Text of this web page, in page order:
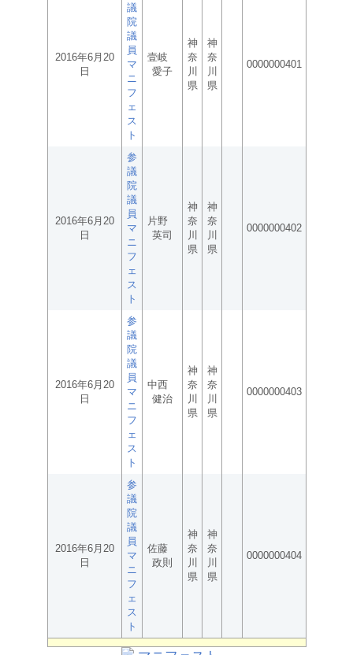
2016年6月20
日
議
院
議
員
マ
ニ
フ
ェ
ス
ト
壹岐
愛子
神
奈
川
県
神
奈
川
県
0000000401
2016年6月20
日
参
議
院
議
員
マ
ニ
フ
ェ
ス
ト
片野
英司
神
奈
川
県
神
奈
川
県
0000000402
2016年6月20
日
参
議
院
議
員
マ
ニ
フ
ェ
ス
ト
中西
健治
神
奈
川
県
神
奈
川
県
0000000403
2016年6月20
日
参
議
院
議
員
マ
ニ
フ
ェ
ス
ト
佐藤
政則
神
奈
川
県
神
奈
川
県
0000000404